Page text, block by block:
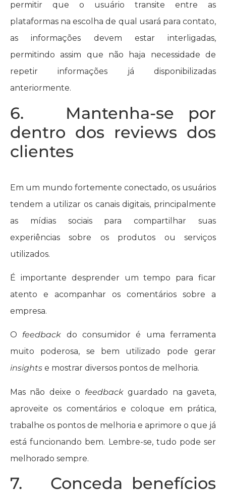
permitir que o usuário transite entre as
plataformas na escolha de qual usará para contato,
as informações devem estar interligadas,
permitindo assim que não haja necessidade de
repetir informações já disponibilizadas
anteriormente.
6. Mantenha-se por
dentro dos reviews dos
clientes
Em um mundo fortemente conectado, os usuários
tendem a utilizar os canais digitais, principalmente
as mídias sociais para compartilhar suas
experiências sobre os produtos ou serviços
utilizados.
É importante desprender um tempo para ficar
atento e acompanhar os comentários sobre a
empresa.
O feedback do consumidor é uma ferramenta
muito poderosa, se bem utilizado pode gerar
insights e mostrar diversos pontos de melhoria.
Mas não deixe o feedbackguardado na gaveta,
aproveite os comentários e coloque em prática,
trabalhe os pontos de melhoria e aprimore o que já
está funcionando bem. Lembre-se, tudo pode ser
melhorado sempre.
7. Conceda benefícios